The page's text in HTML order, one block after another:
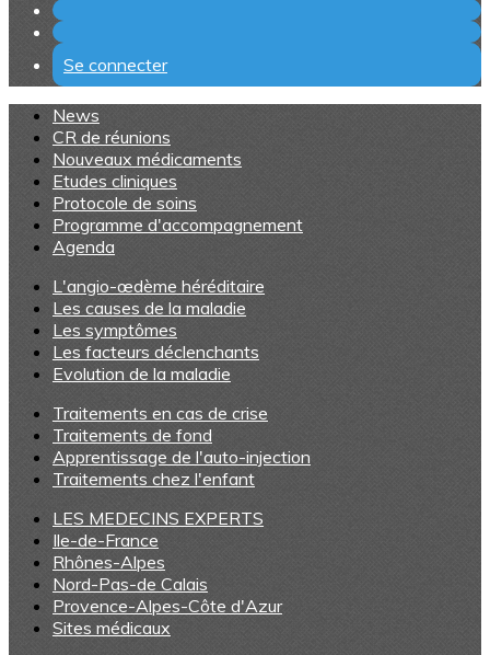
Se connecter
News
CR de réunions
Nouveaux médicaments
Etudes cliniques
Protocole de soins
Programme d'accompagnement
Agenda
L'angio-œdème héréditaire
Les causes de la maladie
Les symptômes
Les facteurs déclenchants
Evolution de la maladie
Traitements en cas de crise
Traitements de fond
Apprentissage de l'auto-injection
Traitements chez l'enfant
LES MEDECINS EXPERTS
Ile-de-France
Rhônes-Alpes
Nord-Pas-de Calais
Provence-Alpes-Côte d'Azur
Sites médicaux